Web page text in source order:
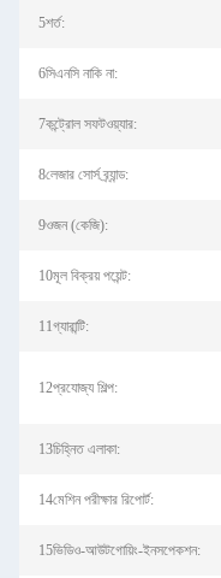
5শর্ত:
6সিএনসি নাকি না:
7কন্ট্রোল সফটওয়্যার:
8লেজার সোর্স ব্র্যান্ড:
9ওজন (কেজি):
10মূল বিক্রয় পয়েন্ট:
11গ্যারান্টি:
12প্রযোজ্য শিল্প:
13চিহ্নিত এলাকা:
14মেশিন পরীক্ষার রিপোর্ট:
15ভিডিও-আউটগোয়িং-ইনসপেকশন: